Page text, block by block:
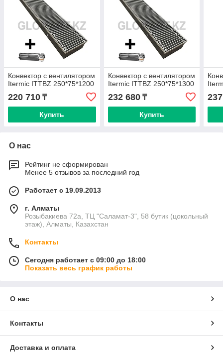
Конвектор с вентилятором
Itermic ITTBZ 250*75*1200
220 710 ₸
Купить
Конвектор с вентилятором
Itermic ITTBZ 250*75*1300
232 680₸
Купить
О нас
Рейтинг не сформирован
Менее 5 отзывов за последний год
Работает с 19.09.2013
г. Алматы
Розыбакиева 72а, ТЦ "Саламат-3", 58 бутик (цокольный
этаж), Алматы, Казахстан
Контакты
Сегодня работает с 09:00 до 18:00
Показать весь график работы
О нас
Контакты
Доставка и оплата